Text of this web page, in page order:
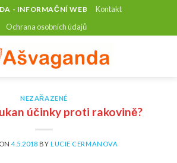
- INFORMAČNÍ WEB
Kontakt
Ochrana osobních údajů
NEZAŘAZENÉ
účinky proti rakovině?
4.5.2018 BY LUCIE CERMANOVA